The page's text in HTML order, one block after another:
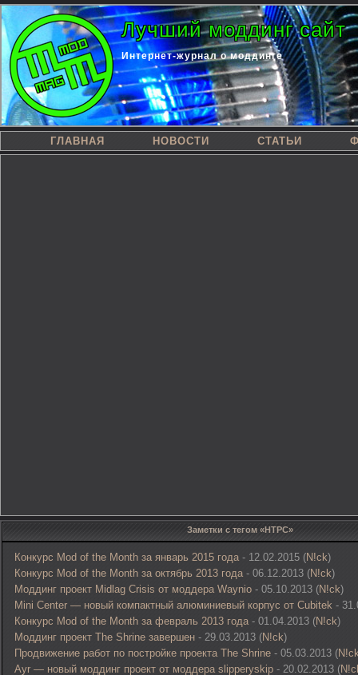
Лучший моддинг сайт
Интернет-журнал о моддинге
ГЛАВНАЯ НОВОСТИ СТАТЬИ
Заметки с тегом «HTPC»
Конкурс Mod of the Month за январь 2015 года - 12.02.2015 (N!ck)
Конкурс Mod of the Month за октябрь 2013 года - 06.12.2013 (N!ck)
Моддинг проект Midlag Crisis от моддера Waynio - 05.10.2013 (N!ck)
Mini Center — новый компактный алюминиевый корпус от Cubitek -
Конкурс Mod of the Month за февраль 2013 года - 01.04.2013 (N!ck)
Моддинг проект The Shrine завершен - 29.03.2013 (N!ck)
Продвижение работ по постройке проекта The Shrine - 05.03.2013 (
Ayr — новый моддинг проект от моддера slipperyskip - 20.02.2013 (